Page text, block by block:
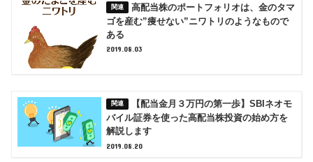
高配当株のポートフォリオは、金のタマ
ゴを産む”痩せない”ニワトリのようなもので
ある
2019.08.03
【配当金月３万円の第一歩】SBIネオモ
バイル証券を使った高配当株投資の始め方を
解説します
2019.08.20